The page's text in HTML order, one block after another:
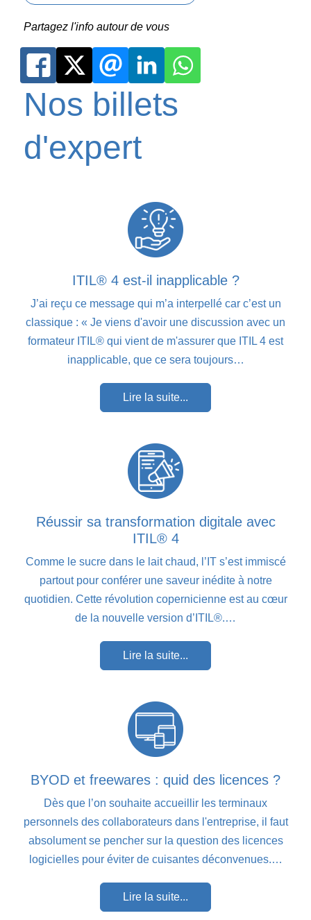
Partagez l'info autour de vous
Nos billets
d'expert
ITIL® 4 est-il inapplicable ?
J’ai reçu ce message qui m’a interpellé car c’est un
classique : « Je viens d'avoir une discussion avec un
formateur ITIL® qui vient de m'assurer que ITIL 4 est
inapplicable, que ce sera toujours…
Lire la suite...
Réussir sa transformation digitale avec
ITIL® 4
Comme le sucre dans le lait chaud, l’IT s’est immiscé
partout pour conférer une saveur inédite à notre
quotidien. Cette révolution copernicienne est au cœur
de la nouvelle version d’ITIL®.…
Lire la suite...
BYOD et freewares : quid des licences ?
Dès que l’on souhaite accueillir les terminaux
personnels des collaborateurs dans l'entreprise, il faut
absolument se pencher sur la question des licences
logicielles pour éviter de cuisantes déconvenues.…
Lire la suite...